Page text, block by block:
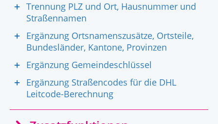
Trennung PLZ und Ort, Hausnummer und
Straßennamen
Ergänzung Ortsnamenszusätze, Ortsteile,
Bundesländer, Kantone, Provinzen
Ergänzung Gemeindeschlüssel
Ergänzung Straßencodes für die DHL
Leitcode-Berechnung